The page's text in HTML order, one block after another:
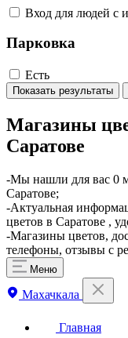
Вход для людей с
Парковка
Есть
Показать результаты
Магазины
Саратове
-Мы нашли для вас 0
Саратове;
-Актуальная
цветов в Саратове ,
-Магазины цветов,
телефоны, отзывы с
Меню
Махачкала
Главная